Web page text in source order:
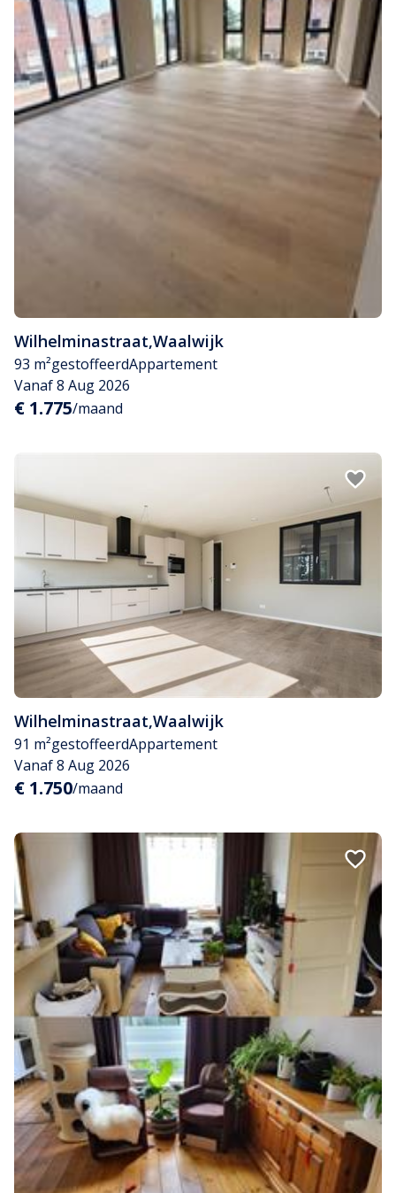
Wilhelminastraat,Waalwijk
93 m²gestoffeerdAppartement
Vanaf 8 Aug 2026
€ 1.775/maand
Wilhelminastraat,Waalwijk
91 m²gestoffeerdAppartement
Vanaf 8 Aug 2026
€ 1.750/maand